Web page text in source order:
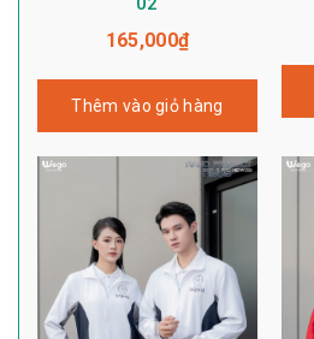
165,000₫
Thêm vào giỏ hàng